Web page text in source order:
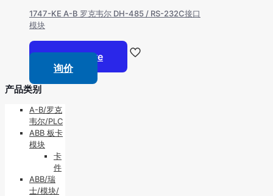
1747-KE A-B 罗克韦尔 DH-485 / RS-232C接口
模块
Read more
询价
产品类别
A-B/罗克
韦尔/PLC
ABB 板卡
模块
卡
件
ABB/瑞
士/模块/